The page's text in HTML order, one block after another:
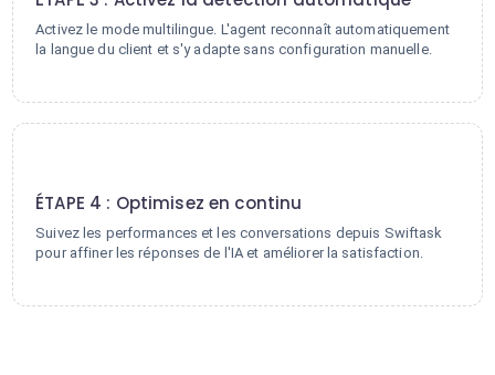
Activez le mode multilingue. L'agent reconnaît automatiquement
la langue du client et s'y adapte sans configuration manuelle.
ÉTAPE 4 : Optimisez en continu
Suivez les performances et les conversations depuis Swiftask
pour affiner les réponses de l'IA et améliorer la satisfaction.